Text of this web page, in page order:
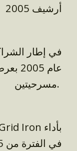
أرشيف 2005
في إطار
مسرحيتين.